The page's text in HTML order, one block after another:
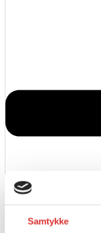
Samtykke